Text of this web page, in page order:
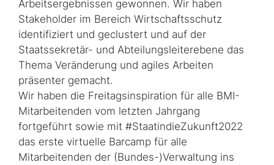
Arbeitsergebnissen gewonnen. Wir haben
Stakeholder im Bereich Wirtschaftsschutz
identifiziert und geclustert und auf der
Staatssekretär- und Abteilungsleiterebene das
Thema Veränderung und agiles Arbeiten
präsenter gemacht.
Wir haben die Freitagsinspiration für alle BMI-
Mitarbeitenden vom letzten Jahrgang
fortgeführt sowie mit #StaatindieZukunft2022
das erste virtuelle Barcamp für alle
Mitarbeitenden der (Bundes-)Verwaltung ins